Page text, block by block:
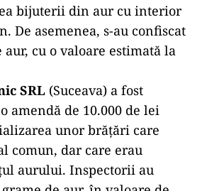
bijuterii din aur cu interior
De asemenea, s-au confiscat
aur, cu o valoare estimată la
SRL (Suceava) a fost
amendă de 10.000 de lei
unor brățări care
comun, dar care erau
aurului. Inspectorii au